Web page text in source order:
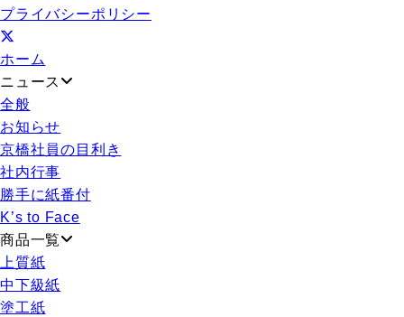
プライバシーポリシー
ホーム
ニュース
全般
お知らせ
京橋社員の目利き
社内行事
勝手に紙番付
K’s to Face
商品一覧
上質紙
中下級紙
塗工紙